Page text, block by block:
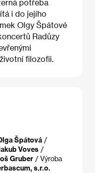
potřeba
i do jejího
Olgy Špátové
Radůzy
filozofii.
Špátová /
Voves /
Gruber / Výroba
s.r.o.